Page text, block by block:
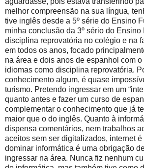
melhor compreensão na sua língua,
tive inglês desde a 5º série do Ensino
minha conclusão da 3º sério do Ensino
disciplina reprovatória no colégio e na
em todos os anos, focado
na área e dois anos de espanhol com
idiomas como disciplina reprovatória.
conhecimento algum, é quase
turismo. Pretendo ingressar em um
quanto antes e fazer um curso de
complementar o conhecimento que já
maior que o do inglês. Quanto à
dispensa comentários, nem trabalhos
aceitos sem ser digitalizados, internet é
dominar informática é uma obrigação
ingressar na área. Nunca fiz nenhum